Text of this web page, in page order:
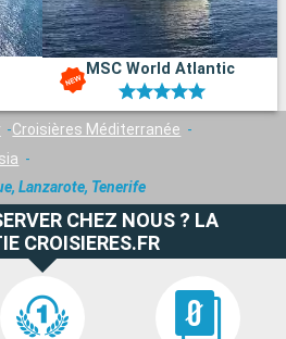
MSC World Atlantic
Croisières Méditerranée
Lanzarote, Tenerife
CHEZ NOUS ? LA
CROISIERES.FR